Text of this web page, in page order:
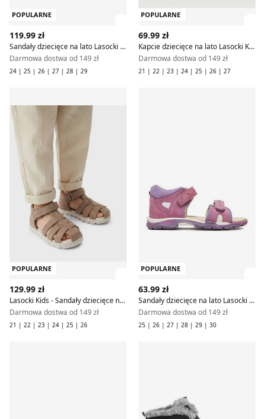
POPULARNE
119.99 zł
Sandały dziecięce na lato Lasocki Kids
Darmowa dostwa od 149 zł
24 | 25 | 26 | 27 | 28 | 29
POPULARNE
69.99 zł
Kapcie dziecięce na lato Lasocki Kids
Darmowa dostwa od 149 zł
21 | 22 | 23 | 24 | 25 | 26 | 27
POPULARNE
129.99 zł
Lasocki Kids - Sandały dziecięce na lato
Darmowa dostwa od 149 zł
21 | 22 | 23 | 24 | 25 | 26
POPULARNE
63.99 zł
Sandały dziecięce na lato Lasocki Kids
Darmowa dostwa od 149 zł
25 | 26 | 27 | 28 | 29 | 30